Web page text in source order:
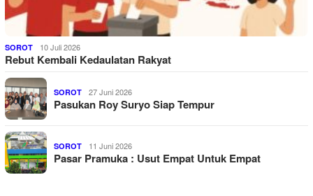
SOROT 10 Juli 2026
Rebut Kembali Kedaulatan Rakyat
SOROT 27 Juni 2026
Pasukan Roy Suryo Siap Tempur
SOROT 11 Juni 2026
Pasar Pramuka : Usut Empat Untuk Empat